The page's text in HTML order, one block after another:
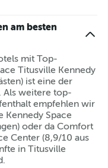
am besten
mit Top-
Titusville Kennedy
ist eine der
Als weitere top-
empfehlen wir
Kennedy Space
oder da Comfort
Center (8,9/10 aus
in Titusville